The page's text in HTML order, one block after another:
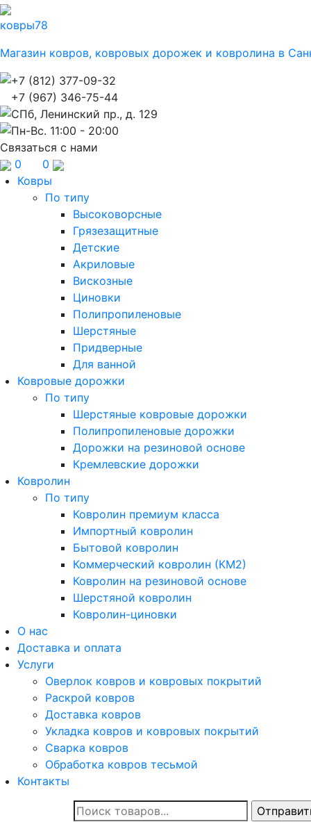
ковры78
Магазин ковров, ковровых дорожек и ковролина в
+7 (812) 377-09-32
+7 (967) 346-75-44
СПб, Ленинский пр., д. 129
Пн-Вс. 11:00 - 20:00
Связаться с нами
0
0
Ковры
По типу
Высоковорсные
Грязезащитные
Детские
Акриловые
Вискозные
Циновки
Полипропиленовые
Шерстяные
Придверные
Для ванной
Ковровые дорожки
По типу
Шерстяные ковровые дорожки
Полипропиленовые дорожки
Дорожки на резиновой основе
Кремлевские дорожки
Ковролин
По типу
Ковролин премиум класса
Импортный ковролин
Бытовой ковролин
Коммерческий ковролин (КМ2)
Ковролин на резиновой основе
Шерстяной ковролин
Ковролин-циновки
О нас
Доставка и оплата
Услуги
Оверлок ковров и ковровых покрытий
Раскрой ковров
Доставка ковров
Укладка ковров и ковровых покрытий
Сварка ковров
Обработка ковров тесьмой
Контакты